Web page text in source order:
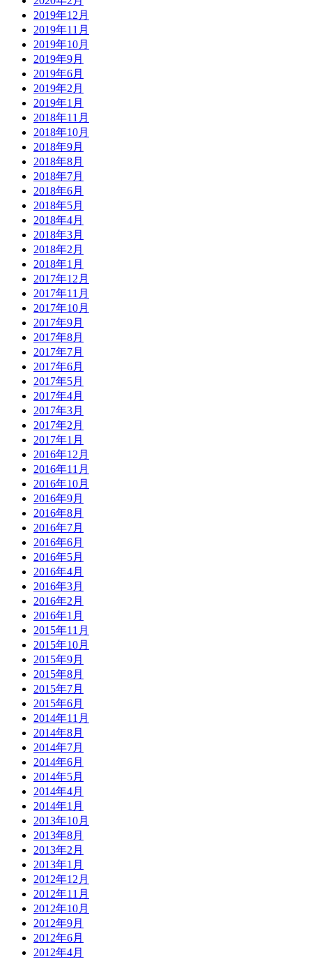
2019年12月
2019年11月
2019年10月
2019年9月
2019年6月
2019年2月
2019年1月
2018年11月
2018年10月
2018年9月
2018年8月
2018年7月
2018年6月
2018年5月
2018年4月
2018年3月
2018年2月
2018年1月
2017年12月
2017年11月
2017年10月
2017年9月
2017年8月
2017年7月
2017年6月
2017年5月
2017年4月
2017年3月
2017年2月
2017年1月
2016年12月
2016年11月
2016年10月
2016年9月
2016年8月
2016年7月
2016年6月
2016年5月
2016年4月
2016年3月
2016年2月
2016年1月
2015年11月
2015年10月
2015年9月
2015年8月
2015年7月
2015年6月
2014年11月
2014年8月
2014年7月
2014年6月
2014年5月
2014年4月
2014年1月
2013年10月
2013年8月
2013年2月
2013年1月
2012年12月
2012年11月
2012年10月
2012年9月
2012年6月
2012年4月